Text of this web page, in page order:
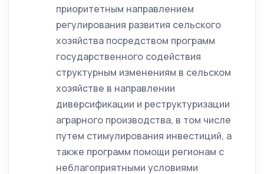
приоритетным направлением
регулирования развития сельского
хозяйства посредством программ
государственного содействия
структурным изменениям в сельском
хозяйстве в направлении
диверсификации и реструктуризации
аграрного производства, в том числе
путем стимулирования инвестиций, а
также программ помощи регионам с
неблагоприятными условиями